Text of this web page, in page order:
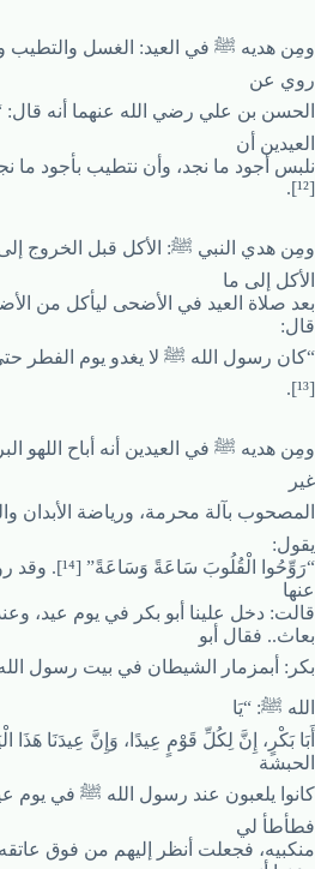
ومِن هديه ﷺ في العيد: الغسل والتطيب
روي عن
الحسن بن علي رضي الله عنهما أنه
العيدين أن
نلبس أجود ما نجد، وأن نتطيب بأجود ما
[¹²].
ومِن هدي النبي ﷺ: الأكل قبل الخروج إلى
الأكل إلى ما
بعد صلاة العيد في الأضحى ليأكل من
قال:
“كان رسول الله ﷺ لا يغدو يوم الفطر
[¹³].
ومِن هديه ﷺ في العيدين أنه أباح اللهو
غير
المصحوب بآلة محرمة، ورياضة الأبدان
يقول:
“رَوِّحُوا
عنها
قالت: دخل علينا أبو بكر في يوم عيد،
بعاث.. فقال أبو
بكر: أبمزمار الشيطان في بيت رسول
الله ﷺ: “يَا
الحبشة
كانوا يلعبون عند رسول الله ﷺ في يوم
فطأطأ لي